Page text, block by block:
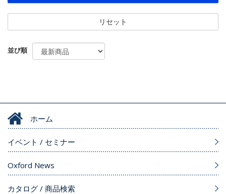
リセット
並び順
ホーム
イベント / セミナー
Oxford News
カタログ / 商品検索